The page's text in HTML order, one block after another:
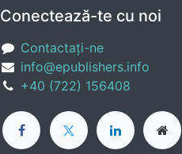
Conectează-te cu noi
Contactați-ne
info@epublishers.info
+40 (722) 156408